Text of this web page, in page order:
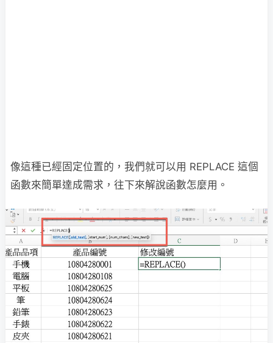
像這種已經固定位置的，我們就可以用 REPLACE 這個
函數來簡單達成需求，往下來解說函數怎麼用。